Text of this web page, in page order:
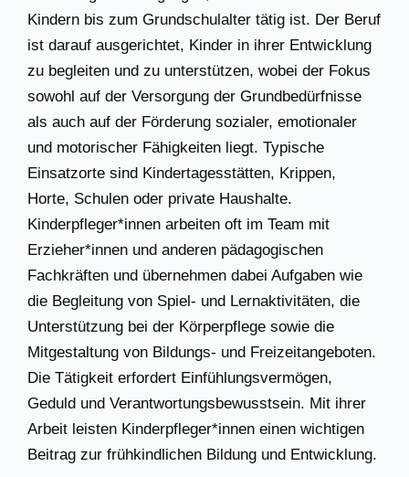
Kindern bis zum Grundschulalter tätig ist. Der Beruf
ist darauf ausgerichtet, Kinder in ihrer Entwicklung
zu begleiten und zu unterstützen, wobei der Fokus
sowohl auf der Versorgung der Grundbedürfnisse
als auch auf der Förderung sozialer, emotionaler
und motorischer Fähigkeiten liegt. Typische
Einsatzorte sind Kindertagesstätten, Krippen,
Horte, Schulen oder private Haushalte.
Kinderpfleger*innen arbeiten oft im Team mit
Erzieher*innen und anderen pädagogischen
Fachkräften und übernehmen dabei Aufgaben wie
die Begleitung von Spiel- und Lernaktivitäten, die
Unterstützung bei der Körperpflege sowie die
Mitgestaltung von Bildungs- und Freizeitangeboten.
Die Tätigkeit erfordert Einfühlungsvermögen,
Geduld und Verantwortungsbewusstsein. Mit ihrer
Arbeit leisten Kinderpfleger*innen einen wichtigen
Beitrag zur frühkindlichen Bildung und Entwicklung.